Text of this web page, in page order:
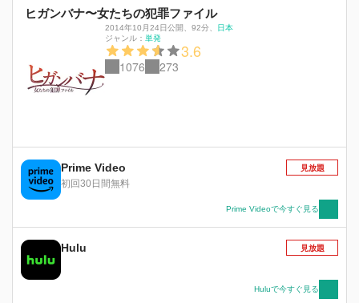
ヒガンバナ〜女たちの犯罪ファイル
2014年10月24日公開 92分
日本
ジャンル： 単発
3.6
1076 273
Prime Video
初回30日間無料
見放題
Prime Videoで今すぐ見る
Hulu 見放題
Huluで今すぐ見る